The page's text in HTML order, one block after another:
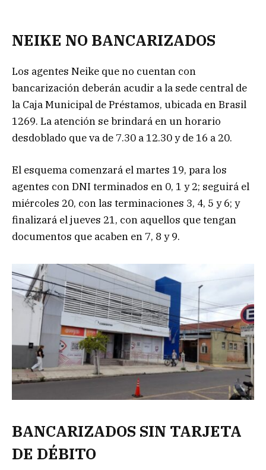
NEIKE NO BANCARIZADOS
Los agentes Neike que no cuentan con
bancarización deberán acudir a la sede central de
la Caja Municipal de Préstamos, ubicada en Brasil
1269. La atención se brindará en un horario
desdoblado que va de 7.30 a 12.30 y de 16 a 20.
El esquema comenzará el martes 19, para los
agentes con DNI terminados en 0, 1 y 2; seguirá el
miércoles 20, con las terminaciones 3, 4, 5 y 6; y
finalizará el jueves 21, con aquellos que tengan
documentos que acaben en 7, 8 y 9.
BANCARIZADOS SIN TARJETA
DE DÉBITO